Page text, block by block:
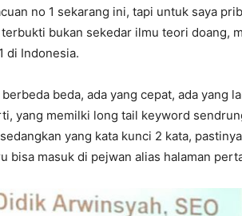
no 1 sekarang ini, tapi untuk saya
bukan sekedar ilmu teori doang,
di Indonesia.
beda, ada yang cepat, ada yang
yang memilki long tail keyword
yang kata kunci 2 kata,
bisa masuk di pejwan alias halaman